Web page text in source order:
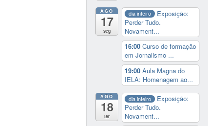
AGO
17
seg
dia inteiro
Exposição:
Perder Tudo.
Novament...
16:00Curso de formação
em Jornalismo ...
19:00Aula Magna do
IELA: Homenagem ao...
AGO
18
ter
dia inteiro
Exposição:
Perder Tudo.
Novament...